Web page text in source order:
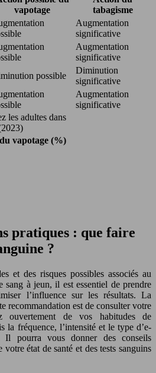
vapotage
tabagisme
Augmentation
significative
Augmentation
significative
possible
Diminution
significative
Augmentation
significative
les adultes dans
vapotage (%)
pratiques : que faire
?
et des risques possibles associés au
sang à jeun, il est essentiel de prendre
l’influence sur les résultats. La
recommandation est de consulter votre
ouvertement de vos habitudes de
la fréquence, l’intensité et le type d’e-
pourra vous donner des conseils
état de santé et des tests sanguins